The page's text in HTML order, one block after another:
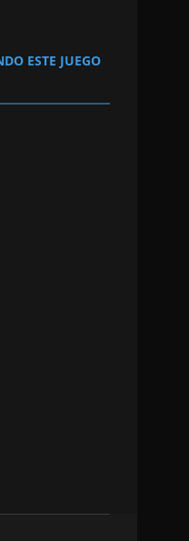
ESTE JUEGO